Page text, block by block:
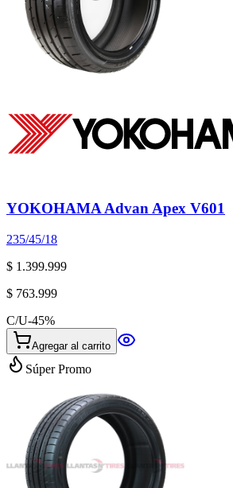
YOKOHAMA Advan Apex V601
235/45/18
$ 1.399.999
$ 763.999
C/U-45%
Agregar al carrito
Súper Promo